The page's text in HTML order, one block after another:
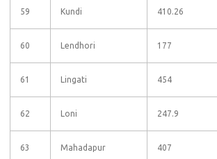
59 Kundi 410.26
60 Lendhori 177
61 Lingati 454
62 Loni 247.9
63 Mahadapur 407